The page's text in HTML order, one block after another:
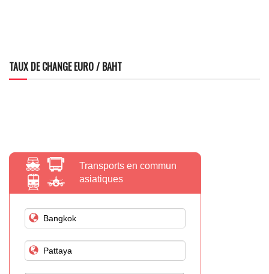
TAUX DE CHANGE EURO / BAHT
Transports en commun
asiatiques